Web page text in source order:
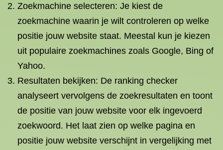
Zoekmachine selecteren: Je kiest de
zoekmachine waarin je wilt controleren op welke
positie jouw website staat. Meestal kun je kiezen
uit populaire zoekmachines zoals Google, Bing of
Yahoo.
Resultaten bekijken: De ranking checker
analyseert vervolgens de zoekresultaten en toont
de positie van jouw website voor elk ingevoerd
zoekwoord. Het laat zien op welke pagina en
positie jouw website verschijnt in vergelijking met